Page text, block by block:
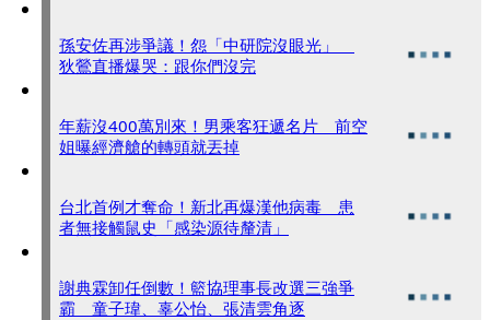
孫安佐再涉爭議！怨「中研院沒眼光」
狄鶯直播爆哭：跟你們沒完
年薪沒400萬別來！男乘客狂遞名片 前空
姐曝經濟艙的轉頭就丟掉
台北首例才奪命！新北再爆漢他病毒 患
者無接觸鼠史「感染源待釐清」
謝典霖卸任倒數！籃協理事長改選三強爭
霸 童子瑋、辜公怡、張清雲角逐